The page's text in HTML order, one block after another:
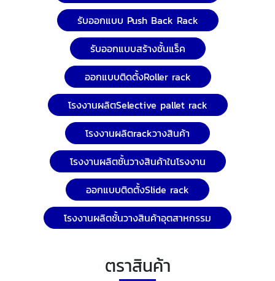
รับออกแบบ Push Back Rack
รับออกแบบสร้างชั้นแร็ค
ออกแบบติดตั้งRoller rack
โรงงานผลิตSelective pallet rack
โรงงานผลิตrackวางสินค้า
โรงงานผลิตชั้นวางสินค้าในโรงงาน
ออกแบบติดตั้งSlide rack
โรงงานผลิตชั้นวางสินค้าอุตสาหกรรม
ตราสินค้า